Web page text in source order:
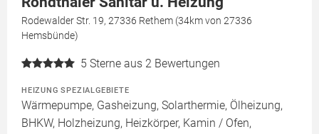
Rodewalder Str. 19, 27336 Rethem (34km von 27336
Hemsbünde)
5 Sterne aus 2 Bewertungen
HEIZUNG SPEZIALGEBIETE
Wärmepumpe, Gasheizung, Solarthermie, Ölheizung,
BHKW, Holzheizung, Heizkörper, Kamin / Ofen,